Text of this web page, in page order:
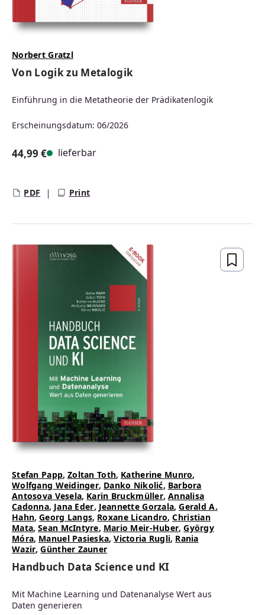
Norbert Gratzl
Von Logik zu Metalogik
Einführung in die Metatheorie der Prädikatenlogik
Erscheinungsdatum: 06/2026
44,99 € lieferbar
PDF Print
Stefan Papp,Zoltan Toth, Katherine Munro,
Wolfgang Weidinger, Danko Nikolić, Barbora
Antosova Vesela, Karin Bruckmüller, Annalisa
Cadonna, Jana Eder, Jeannette Gorzala,Gerald A.
Hahn,Georg Langs, Roxane Licandro,Christian
Mata,Sean McIntyre, Mario Meir-Huber,György
Móra, Manuel Pasieska,Victoria Rugli, Rania
Wazir,Günther Zauner
Handbuch Data Science und KI
Mit Machine Learning und Datenanalyse Wert aus
Daten generieren